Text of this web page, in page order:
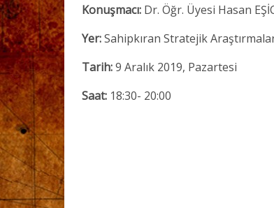
Konuşmacı: Dr. Öğr. Üyesi Hasan
Yer:Sahipkıran Stratejik
Tarih:9 Aralık 2019, Pazartesi
Saat: 18:30- 20:00